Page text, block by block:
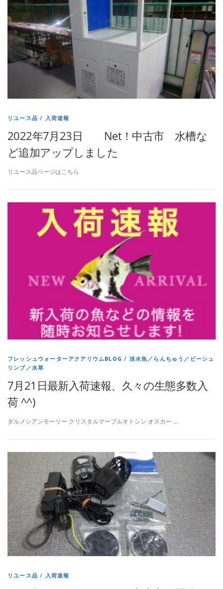
リユース品 / 入荷速報
2022年7月23日 Net！中古市 水槽な
ど追加アップしました
リユース品ページはこちら
フレッシュウォーターアクアリウムBLOG / 淡水魚／らんちゅう／ビーシュ
リンプ／水草
7月21日最新入荷速報、久々の生態多数入
荷 ^^)
ダルメシアンモーリー クリスタルマーブルオトシン オスカー …
リユース品 / 入荷速報